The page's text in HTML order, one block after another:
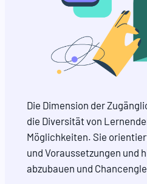
Die Dimension der
die Diversität von
Möglichkeiten. Sie
und Voraussetzungen und
abzubauen und